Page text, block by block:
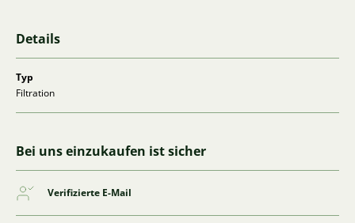
Details
Typ
Filtration
Bei uns einzukaufen ist sicher
Verifizierte E-Mail